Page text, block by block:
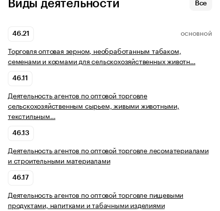
Виды деятельности Все
46.21 ОСНОВНОЙ
Торговля оптовая зерном, необработанным табаком,
семенами и кормами для сельскохозяйственных животн…
46.11
Деятельность агентов по оптовой торговле
сельскохозяйственным сырьем, живыми животными,
текстильным…
46.13
Деятельность агентов по оптовой торговле лесоматериалами
и строительными материалами
46.17
Деятельность агентов по оптовой торговле пищевыми
продуктами, напитками и табачными изделиями